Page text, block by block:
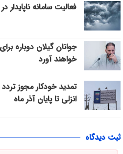
فعالیت سامانه ناپایدار
جوانان گیلان دوباره
خواهند آورد
تمدید خودکار مجوز
انزلی تا پایان آذر ماه
ثبت دیدگاه